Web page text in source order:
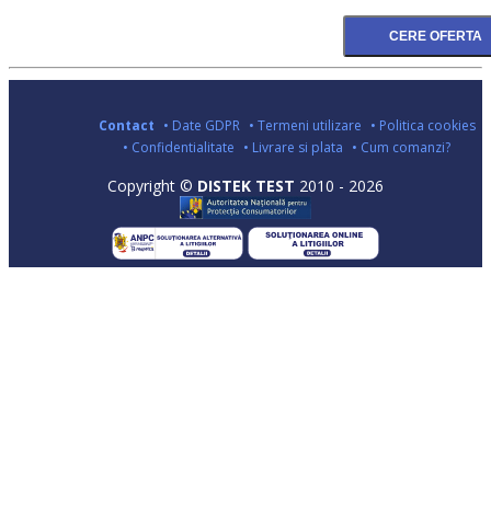
Contact • Date GDPR • Termeni utilizare • Politica cookies
• Confidentialitate • Livrare si plata • Cum comanzi?
Copyright © DISTEK TEST 2010 - 2026